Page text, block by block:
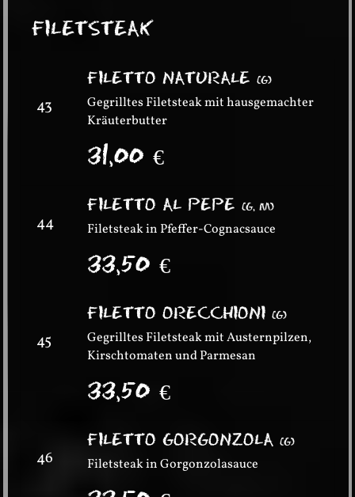
FILETSTEAK
43
FILETTO NATURALE(G)
Gegrilltes Filetsteak mit hausgemachter
Kräuterbutter
31,00€
44
FILETTO AL PEPE(G, M)
Filetsteak in Pfeffer-Cognacsauce
33,50€
45
FILETTO ORECCHIONI(G)
Gegrilltes Filetsteak mit Austernpilzen,
Kirschtomaten und Parmesan
33,50€
46
FILETTO GORGONZOLA(G)
Filetsteak in Gorgonzolasauce